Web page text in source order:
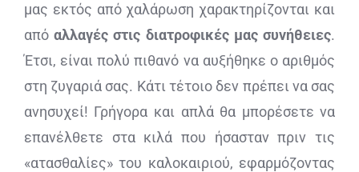
μας εκτός από χαλάρωση χαρακτηρίζονται και
απόαλλαγές στις διατροφικές μας συνήθειες.
Έτσι, είναι πολύ πιθανό να αυξήθηκε ο αριθμός
στη ζυγαριά σας. Κάτι τέτοιο δεν πρέπει να σας
ανησυχεί! Γρήγορα και απλά θα μπορέσετε να
επανέλθετε στα κιλά που ήσασταν πριν τις
«ατασθαλίες» του καλοκαιριού, εφαρμόζοντας